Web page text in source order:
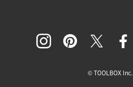
© TOOLBOX Inc.